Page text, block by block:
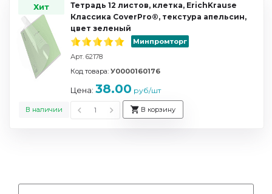
Хит
Тетрадь 12 листов, клетка, ErichKrause
Классика CoverPrо®, текстура апельсин,
цвет зеленый
Минпромторг
Арт. 62178
В наличии
Код товара: У0000160176
Цена: 38.00 руб/шт
В корзину